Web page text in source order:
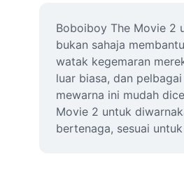
Boboiboy The Movie 2
bukan sahaja
watak kegemaran
luar biasa, dan
mewarna ini mudah
Movie 2 untuk
bertenaga, sesuai